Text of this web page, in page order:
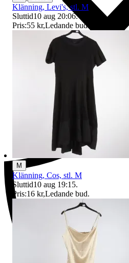
Ersättning om du inte får din vara
Klänning, Levi's, stl. M
Sluttid10 aug 20:06.
Pris:55 kr,Ledande bud.
M
Klänning, Cos, stl. M
Sluttid10 aug 19:15.
Pris:16 kr,Ledande bud.